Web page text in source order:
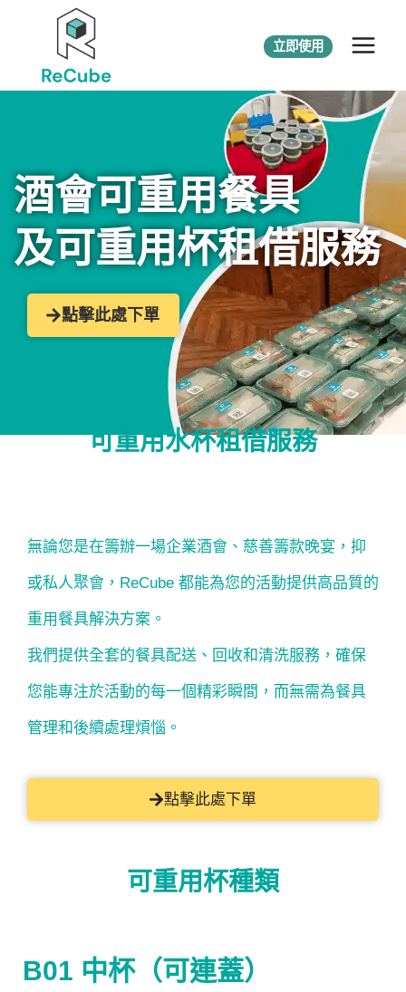
立即使用
酒會可重用餐具
及可重用杯租借服務
點擊此處下單
可重用水杯租借服務
無論您是在籌辦一場企業酒會、慈善籌款晚宴，抑
或私人聚會，ReCube 都能為您的活動提供高品質的
重用餐具解決方案。
我們提供全套的餐具配送、回收和清洗服務，確保
您能專注於活動的每一個精彩瞬間，而無需為餐具
管理和後續處理煩惱。
點擊此處下單
可重用杯種類
B01 中杯（可連蓋）